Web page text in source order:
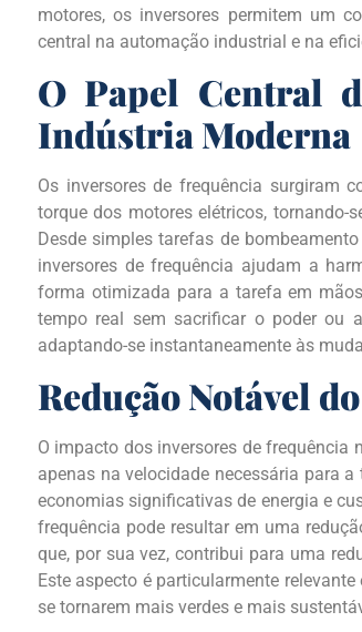
motores, os inversores permitem um
central na automação industrial e na
O Papel Central
Indústria Moderna
Os inversores de frequência surgiram
torque dos motores elétricos,
Desde simples tarefas de
inversores de frequência ajudam a
forma otimizada para a tarefa em
tempo real sem sacrificar o poder ou
adaptando-se instantaneamente às
Redução Notável
O impacto dos inversores de frequência
apenas na velocidade necessária para
economias significativas de energia e
frequência pode resultar em uma
que, por sua vez, contribui para uma
Este aspecto é particularmente
se tornarem mais verdes e mais